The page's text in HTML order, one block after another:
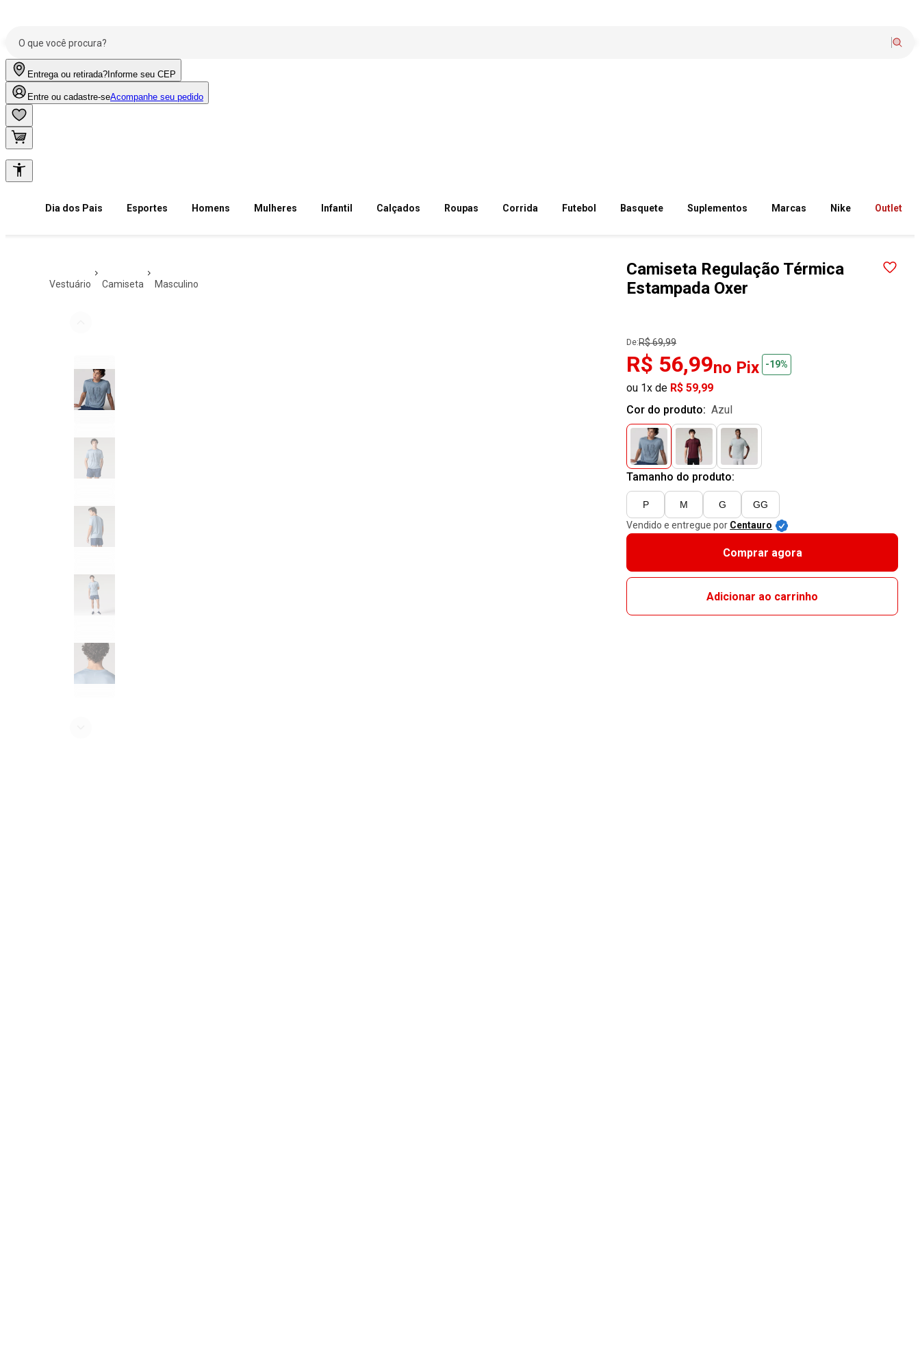
Entrega ou retirada? Informe seu CEP
Entre ou cadastre-seAcompanhe seu pedido
Dia dos Pais Esportes Homens Mulheres Infantil Calçados Roupas Corrida Futebol Basquete Suplementos Marcas Nike Outlet
vestuário camiseta masculino
Camiseta Regulação Térmica
Estampada Oxer
De:R$ 69,99
R$ 56,99no Pix -19%
ou 1x de R$ 59,99
Cor do produto:
azul
Tamanho do produto:
P M G
GG
Vendido e entregue por Centauro
Comprar agora
Adicionar ao carrinho